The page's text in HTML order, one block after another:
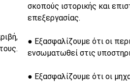
σκοπούς ιστορικής και
επεξεργασίας.
● Εξασφαλίζουμε ότι οι
ενσωματωθεί στις
● Εξασφαλίζουμε ότι οι